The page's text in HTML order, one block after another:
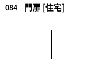
084 門扉 [住宅]